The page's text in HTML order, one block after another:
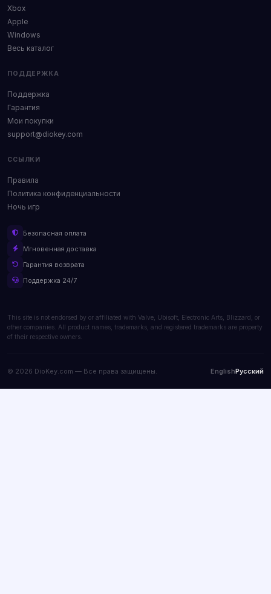
Xbox
Apple
Windows
Весь каталог
ПОДДЕРЖКА
Поддержка
Гарантия
Мои покупки
support@diokey.com
ССЫЛКИ
Правила
Политика конфиденциальности
Ночь игр
Безопасная оплата
Мгновенная доставка
Гарантия возврата
Поддержка 24/7
This site is not endorsed by or affiliated with Valve, Ubisoft, Electronic Arts, Blizzard, or
other companies. All product names, trademarks, and registered trademarks are property
of their respective owners.
© 2026 DioKey.com — Все права защищены. EnglishРусский